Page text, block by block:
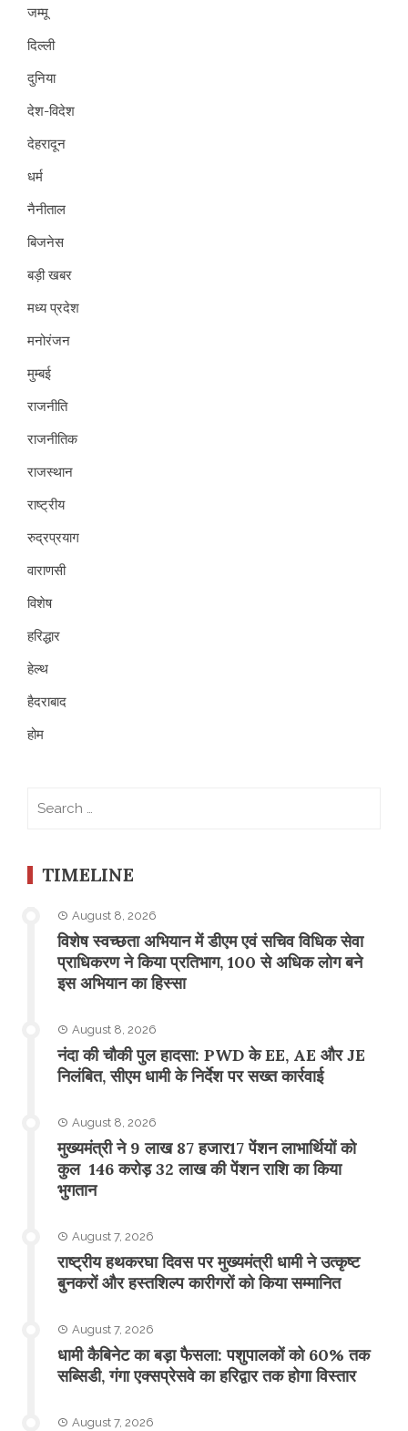
जम्मू
दिल्ली
दुनिया
देश-विदेश
देहरादून
धर्म
नैनीताल
बिजनेस
बड़ी खबर
मध्य प्रदेश
मनोरंजन
मुम्बई
राजनीति
राजनीतिक
राजस्थान
राष्ट्रीय
रुद्रप्रयाग
वाराणसी
विशेष
हरिद्धार
हेल्थ
हैदराबाद
होम
TIMELINE
August 8, 2026
विशेष स्वच्छता अभियान में डीएम एवं सचिव विधिक सेवा
प्राधिकरण ने किया प्रतिभाग, 100 से अधिक लोग बने
इस अभियान का हिस्सा
August 8, 2026
नंदा की चौकी पुल हादसा: PWD के EE, AE और JE
निलंबित, सीएम धामी के निर्देश पर सख्त कार्रवाई
August 8, 2026
मुख्यमंत्री ने 9 लाख 87 हजार17 पेंशन लाभार्थियों को
कुल 146 करोड़ 32 लाख की पेंशन राशि का किया
भुगतान
August 7, 2026
राष्ट्रीय हथकरघा दिवस पर मुख्यमंत्री धामी ने उत्कृष्ट
बुनकरों और हस्तशिल्प कारीगरों को किया सम्मानित
August 7, 2026
​धामी कैबिनेट का बड़ा फैसला: पशुपालकों को 60% तक
सब्सिडी, गंगा एक्सप्रेसवे का हरिद्वार तक होगा विस्तार
August 7, 2026